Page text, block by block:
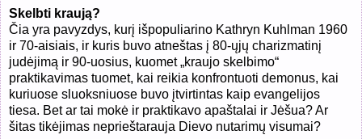
Skelbti kraują?
Čia yra pavyzdys, kurį išpopuliarino Kathryn Kuhlman 1960
ir 70-aisiais, ir kuris buvo atneštas į 80-ųjų charizmatinį
judėjimą ir 90-uosius, kuomet „kraujo skelbimo“
praktikavimas tuomet, kai reikia konfrontuoti demonus, kai
kuriuose sluoksniuose buvo įtvirtintas kaip evangelijos
tiesa. Bet ar tai mokė ir praktikavo apaštalai ir Jėšua? Ar
šitas tikėjimas neprieštarauja Dievo nutarimų visumai?